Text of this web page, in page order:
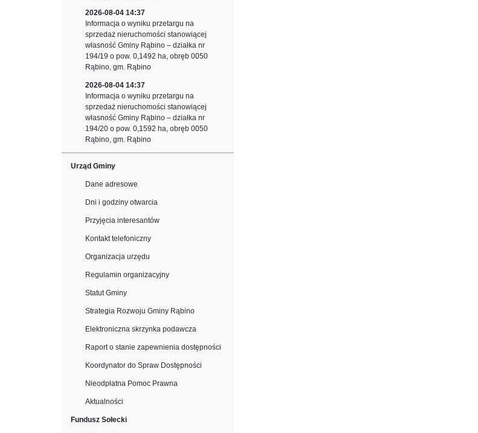
2026-08-04 14:37
Informacja o wyniku przetargu na
sprzedaż nieruchomości stanowiącej
własność Gminy Rąbino – działka nr
194/19 o pow. 0,1492 ha, obręb 0050
Rąbino, gm. Rąbino
2026-08-04 14:37
Informacja o wyniku przetargu na
sprzedaż nieruchomości stanowiącej
własność Gminy Rąbino – działka nr
194/20 o pow. 0,1592 ha, obręb 0050
Rąbino, gm. Rąbino
Urząd Gminy
Dane adresowe
Dni i godziny otwarcia
Przyjęcia interesantów
Kontakt telefoniczny
Organizacja urzędu
Regulamin organizacyjny
Statut Gminy
Strategia Rozwoju Gminy Rąbino
Elektroniczna skrzynka podawcza
Raport o stanie zapewnienia dostępności
Koordynator do Spraw Dostępności
Nieodpłatna Pomoc Prawna
Aktualności
Fundusz Sołecki